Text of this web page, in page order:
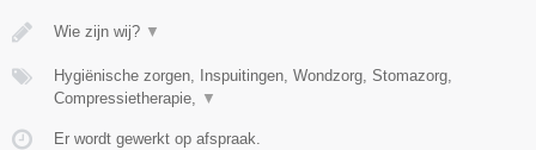
Wie zijn wij? ▼
Hygiënische zorgen, Inspuitingen, Wondzorg, Stomazorg,
Compressietherapie, ▼
Er wordt gewerkt op afspraak.